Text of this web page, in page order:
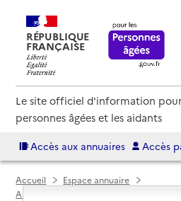
RÉPUBLIQUE
FRANÇAISE
Le site officiel d'information
personnes âgées et les aidants
Accès aux annuaires Accès
Accueil
Espace annuaire
Annuaire EHPAD et maisons de retraite